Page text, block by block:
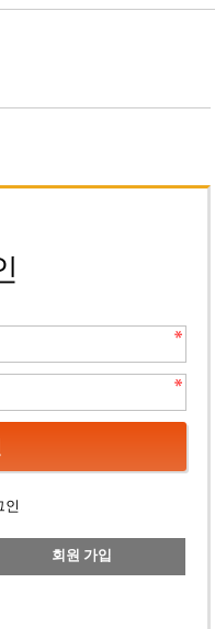
인
회원 가입